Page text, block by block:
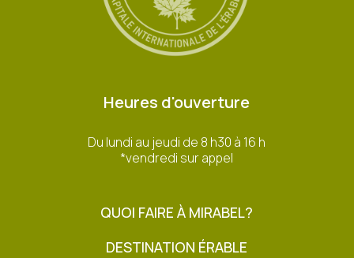
Heures d'ouverture
Du lundi au jeudi de 8 h30 à 16 h
*vendredi sur appel
QUOI FAIRE À MIRABEL?
DESTINATION ÉRABLE